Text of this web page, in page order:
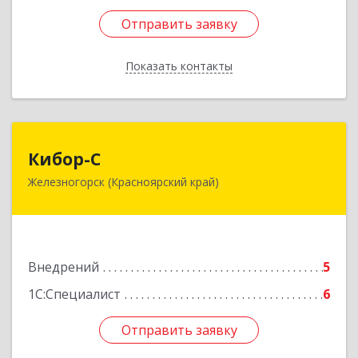
Отправить заявку
Показать контакты
Отправить заявку
Назад
Кибор-С
Железногорск (Красноярский край)
Внедрений
5
1С:Специалист
6
Отправить заявку
662973, Красноярский край, Железногорск г,
Отправить заявку